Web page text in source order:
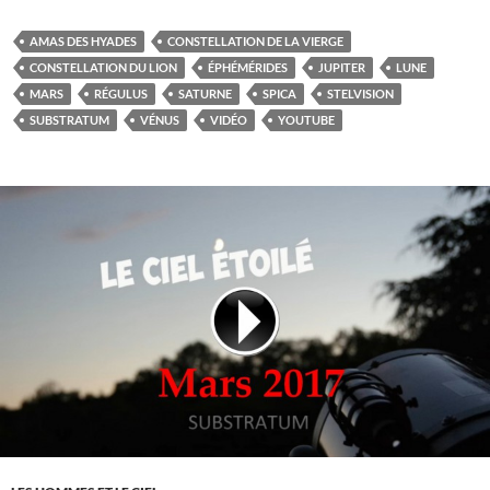
AMAS DES HYADES
CONSTELLATION DE LA VIERGE
CONSTELLATION DU LION
ÉPHÉMÉRIDES JUPITER
LUNE
MARS
RÉGULUS SATURNE SPICA
STELVISION
SUBSTRATUM
VÉNUS VIDÉO YOUTUBE